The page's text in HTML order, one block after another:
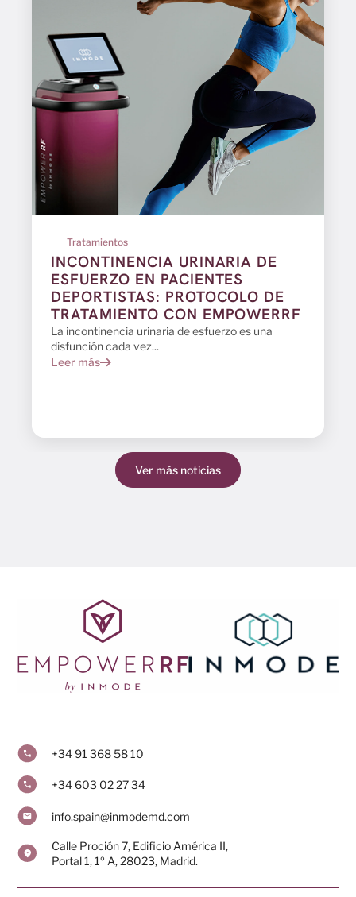
Tratamientos
INCONTINENCIA URINARIA DE
ESFUERZO EN PACIENTES
DEPORTISTAS: PROTOCOLO DE
TRATAMIENTO CON EMPOWERRF
La incontinencia urinaria de esfuerzo es una
disfunción cada vez...
Leer más
Ver más noticias
+34 91 368 58 10
+34 603 02 27 34
info.spain@inmodemd.com
Calle Proción 7, Edificio América II,
Portal 1, 1º A, 28023, Madrid.